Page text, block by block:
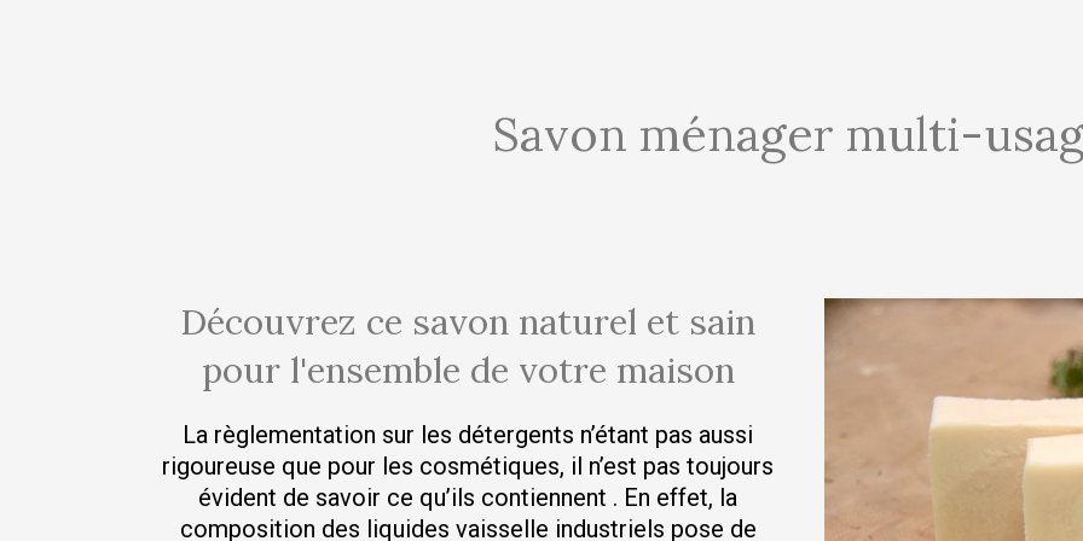
Savon ménager multi-
Découvrez ce savon naturel et sain
pour l'ensemble de votre maison
La règlementation sur les détergents n’étant pas aussi
rigoureuse que pour les cosmétiques, il n’est pas toujours
évident de savoir ce qu’ils contiennent . En effet, la
composition des liquides vaisselle industriels pose de